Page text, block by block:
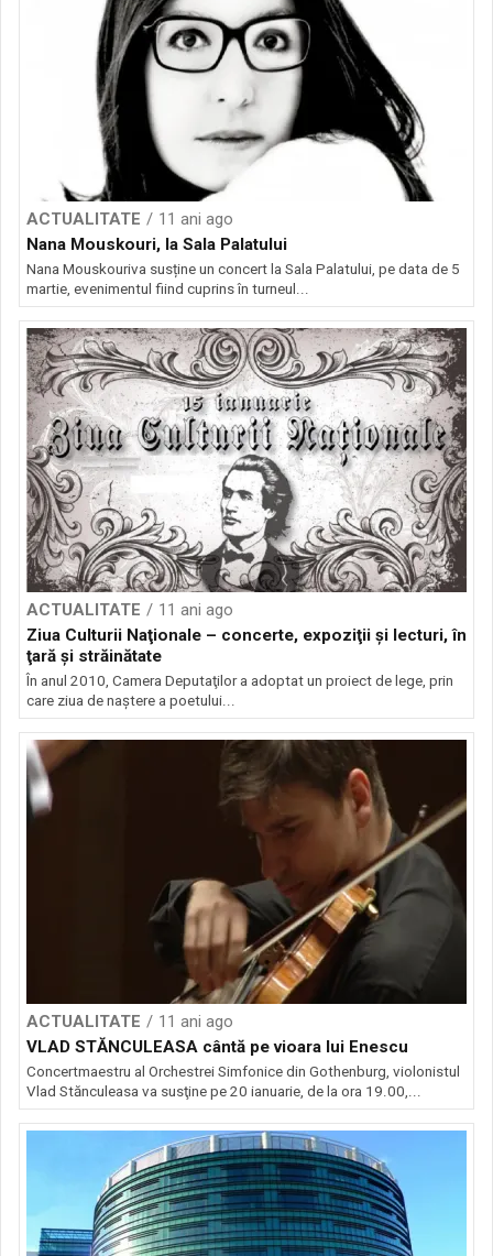
ACTUALITATE
11 ani ago
Nana Mouskouri, la Sala Palatului
Nana Mouskouriva susține un concert la Sala Palatului, pe data de 5
martie, evenimentul fiind cuprins în turneul...
ACTUALITATE
11 ani ago
Ziua Culturii Naţionale – concerte, expoziţii şi lecturi, în
ţară şi străinătate
În anul 2010, Camera Deputaţilor a adoptat un proiect de lege, prin
care ziua de naştere a poetului...
ACTUALITATE
11 ani ago
VLAD STĂNCULEASA cântă pe vioara lui Enescu
Concertmaestru al Orchestrei Simfonice din Gothenburg, violonistul
Vlad Stănculeasa va susţine pe 20 ianuarie, de la ora 19.00,...